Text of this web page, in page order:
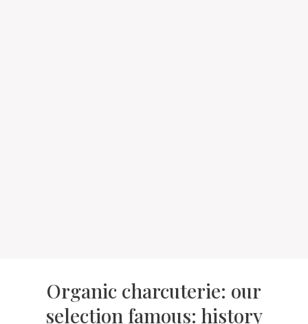
Organic charcuterie: our
selection famous: history